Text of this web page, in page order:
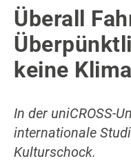
Überall
keine
In der uniCROSS-
internationale
Kulturschock.